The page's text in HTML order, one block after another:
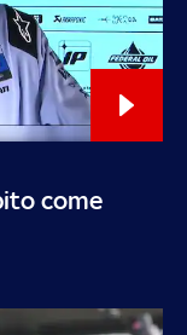
come